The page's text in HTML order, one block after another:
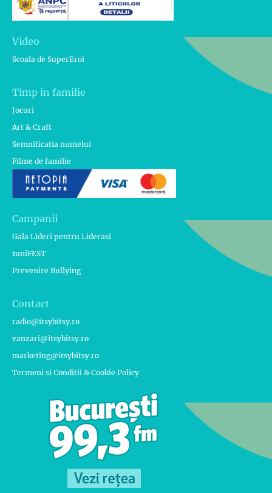
Video
Scoala de SuperEroi
Timp in familie
Jocuri
Art & Craft
Semnificatia numelui
Filme de familie
Campanii
Gala Lideri pentru Liderasi
1uniFEST
Prevenire Bullying
Contact
radio@itsybitsy.ro
vanzari@itsybitsy.ro
marketing@itsybitsy.ro
Termeni si Conditii & Cookie Policy